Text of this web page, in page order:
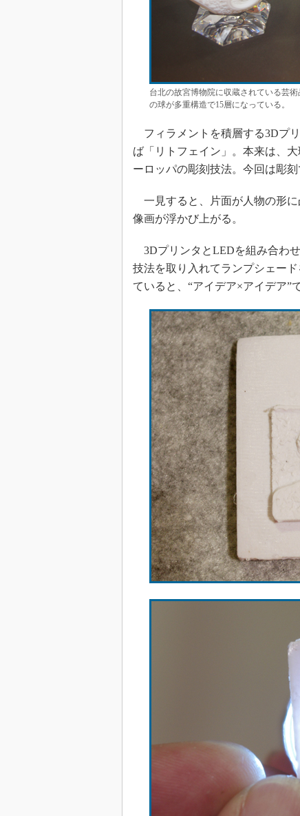
台北の故宮博物院に収蔵されている芸
の球が多重構造で15層になっている。
フィラメントを積層する3Dプ
ば「リトフェイン」。本来は、
ーロッパの彫刻技法。今回は彫
一見すると、片面が人物の形に
像画が浮かび上がる。
3DプリンタとLEDを組み合わ
技法を取り入れてランプシェー
ていると、“アイデア×アイデア”